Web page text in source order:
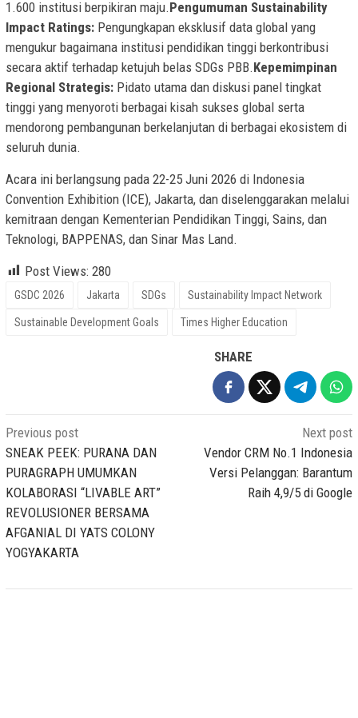
1.600 institusi berpikiran maju.Pengumuman Sustainability
Impact Ratings: Pengungkapan eksklusif data global yang
mengukur bagaimana institusi pendidikan tinggi berkontribusi
secara aktif terhadap ketujuh belas SDGs PBB.Kepemimpinan
Regional Strategis: Pidato utama dan diskusi panel tingkat
tinggi yang menyoroti berbagai kisah sukses global serta
mendorong pembangunan berkelanjutan di berbagai ekosistem di
seluruh dunia.
Acara ini berlangsung pada 22-25 Juni 2026 di Indonesia
Convention Exhibition (ICE), Jakarta, dan diselenggarakan melalui
kemitraan dengan Kementerian Pendidikan Tinggi, Sains, dan
Teknologi, BAPPENAS, dan Sinar Mas Land.
Post Views: 280
GSDC 2026 Jakarta SDGs Sustainability Impact Network
Sustainable Development Goals Times Higher Education
SHARE
Post
navigation
Previous post
SNEAK PEEK: PURANA DAN
PURAGRAPH UMUMKAN
KOLABORASI “LIVABLE ART”
REVOLUSIONER BERSAMA
AFGANIAL DI YATS COLONY
YOGYAKARTA
Next post
Vendor CRM No.1 Indonesia
Versi Pelanggan: Barantum
Raih 4,9/5 di Google